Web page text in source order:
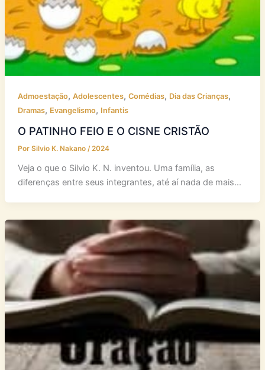
Admoestação, Adolescentes, Comédias, Dia das Crianças,
Dramas, Evangelismo, Infantis
O PATINHO FEIO E O CISNE CRISTÃO
Por Silvio K. Nakano /2024
Veja o que o Silvio K. N. inventou. Uma família, as
diferenças entre seus integrantes, até aí nada de mais…